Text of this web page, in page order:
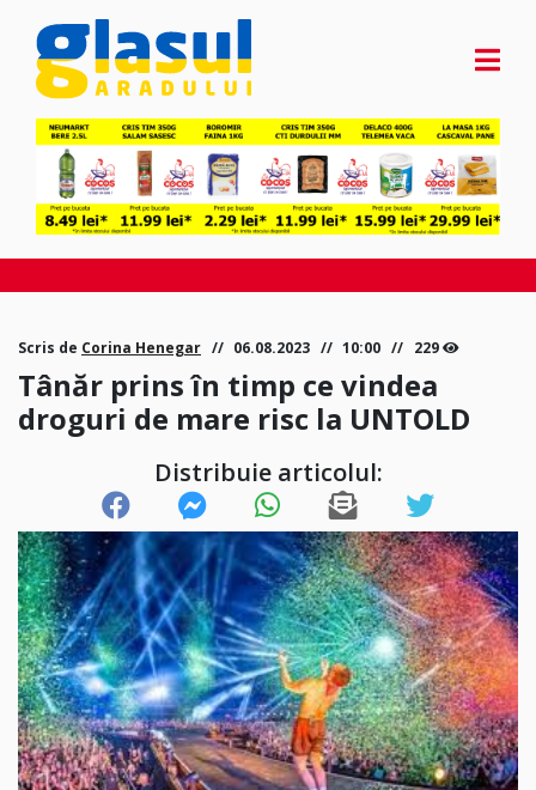
Scris de Corina Henegar 06.08.2023 10:00 229
Tânăr prins în timp ce vindea
droguri de mare risc la UNTOLD
Distribuie articolul: